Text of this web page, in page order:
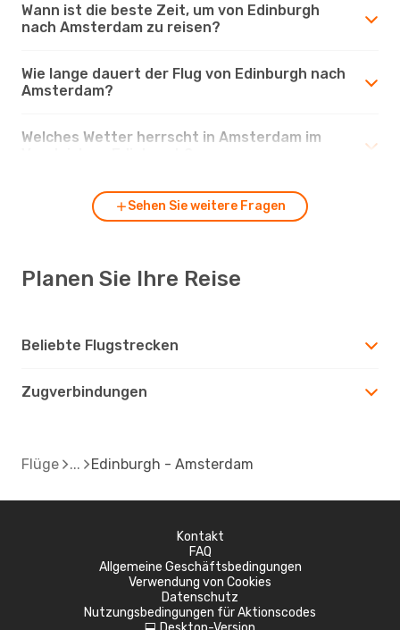
Wann ist die beste Zeit, um von Edinburgh
nach Amsterdam zu reisen?
Wie lange dauert der Flug von Edinburgh nach
Amsterdam?
Welches Wetter herrscht in Amsterdam im
Sehen Sie weitere Fragen
Planen Sie Ihre Reise
Beliebte Flugstrecken
Zugverbindungen
Flüge Edinburgh - Amsterdam
Kontakt
FAQ
Allgemeine Geschäftsbedingungen
Verwendung von Cookies
Datenschutz
Nutzungsbedingungen für Aktionscodes